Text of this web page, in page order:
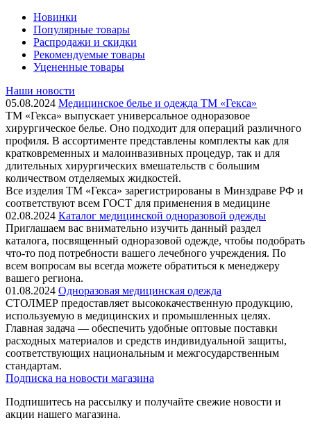
Новинки
Популярные товары
Распродажи и скидки
Рекомендуемые товары
Уцененные товары
Наши новости
05.08.2024 Медицинское белье и одежда ТМ «Гекса»
ТМ «Гекса» выпускает универсальное одноразовое
хирургическое белье. Оно подходит для операций различного
профиля. В ассортименте представлены комплекты как для
кратковременных и малоинвазивных процедур, так и для
длительных хирургических вмешательств с большим
количеством отделяемых жидкостей.
Все изделия ТМ «Гекса» зарегистрированы в Минздраве РФ и
соответствуют всем ГОСТ для применения в медицине
02.08.2024 Каталог медицинской одноразовой одежды
Приглашаем вас внимательно изучить данный раздел
каталога, посвященный одноразовой одежде, чтобы подобрать
что-то под потребности вашего лечебного учреждения. По
всем вопросам вы всегда можете обратиться к менеджеру
вашего региона.
01.08.2024 Одноразовая медицинская одежда
СТОЛМЕР предоставляет высококачественную продукцию,
используемую в медицинских и промышленных целях.
Главная задача — обеспечить удобные оптовые поставки
расходных материалов и средств индивидуальной защиты,
соответствующих национальным и межгосударственным
стандартам.
Подписка на новости магазина
Подпишитесь на рассылку и получайте свежие новости и
акции нашего магазина.